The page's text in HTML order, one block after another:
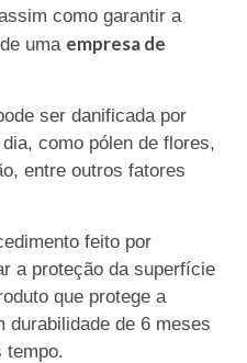
como garantir a
uma empresa de
ser danificada por
como pólen de flores,
entre outros fatores
feito por
a proteção da superfície
que protege a
durabilidade de 6 meses
tempo.